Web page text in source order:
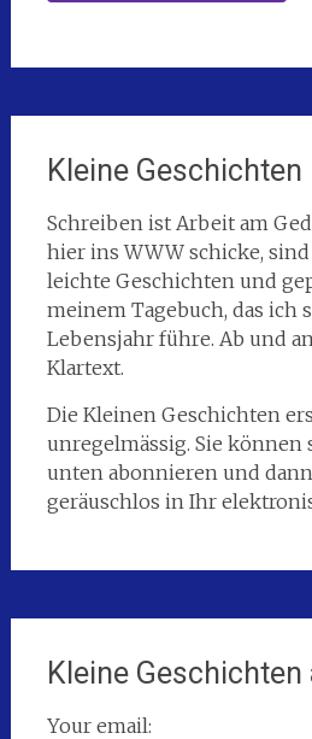
Kleine Geschichten
Schreiben ist Arbeit am
hier ins WWW schicke,
leichte Geschichten und
meinem Tagebuch, das ich
Lebensjahr führe. Ab und
Klartext.
Die Kleinen Geschichten
unregelmässig. Sie können
unten abonnieren und
geräuschlos in Ihr
Kleine
Your email: